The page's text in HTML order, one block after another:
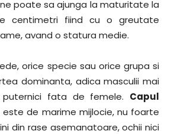
poate sa ajunga la maturitate la
centimetri fiind cu o greutate
avand o statura medie.
orice specie sau orice grupa si
dominanta, adica masculii mai
fata de femele. Capul
este de marime mijlocie, nu foarte
din rase asemanatoare, ochii nici